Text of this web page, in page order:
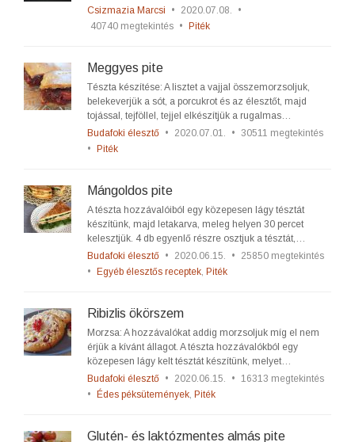
Csizmazia Marcsi
• 2020.07.08.
•
40740 megtekintés • Piték
Meggyes pite
Tészta készítése: A lisztet a vajjal összemorzsoljuk,
belekeverjük a sót, a porcukrot és az élesztőt, majd
tojással, tejföllel, tejjel elkészítjük a rugalmas…
Budafoki élesztő • 2020.07.01. • 30511 megtekintés
•
Piték
Mángoldos pite
A tészta hozzávalóiból egy közepesen lágy tésztát
készítünk, majd letakarva, meleg helyen 30 percet
kelesztjük. 4 db egyenlő részre osztjuk a tésztát,…
Budafoki élesztő • 2020.06.15. •
25850 megtekintés
•
Egyéb élesztős receptek, Piték
Ribizlis ökörszem
Morzsa: A hozzávalókat addig morzsoljuk míg el nem
érjük a kívánt állagot. A tészta hozzávalókból egy
közepesen lágy kelt tésztát készítünk, melyet…
Budafoki élesztő • 2020.06.15. • 16313 megtekintés
•
Édes péksütemények, Piték
Glutén- és laktózmentes almás pite